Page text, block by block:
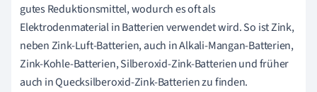
gutes Reduktionsmittel, wodurch es oft als
Elektrodenmaterial in Batterien verwendet wird. So ist Zink,
neben Zink-Luft-Batterien, auch in Alkali-Mangan-Batterien,
Zink-Kohle-Batterien, Silberoxid-Zink-Batterien und früher
auch in Quecksilberoxid-Zink-Batterien zu finden.